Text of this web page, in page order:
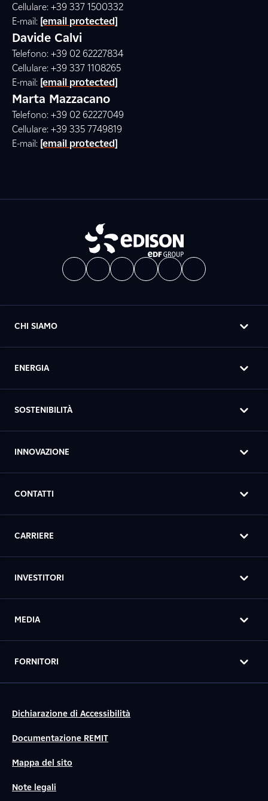
Cellulare: +39 337 1500332
E-mail: [email protected]
Davide Calvi
Telefono: +39 02 62227834
Cellulare: +39 337 1108265
E-mail: [email protected]
Marta Mazzacano
Telefono: +39 02 62227049
Cellulare: +39 335 7749819
E-mail: [email protected]
CHI SIAMO
ENERGIA
SOSTENIBILITÀ
INNOVAZIONE
CONTATTI
CARRIERE
INVESTITORI
MEDIA
FORNITORI
Dichiarazione di Accessibilità
Documentazione REMIT
Mappa del sito
Note legali